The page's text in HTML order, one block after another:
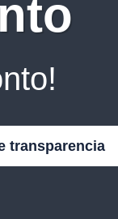
transparencia